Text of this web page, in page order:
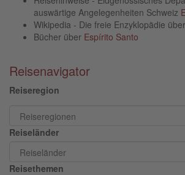
auswärtige Angelegenheiten Schweiz
Wikipedia - Die freie Enzyklopädie über
Bücher über Espírito Santo
Reisenavigator
Reiseregion
Reiseländer
Reisethemen